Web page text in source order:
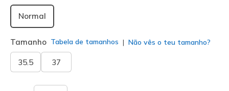
Normal
Tamanho Tabela de tamanhos Não vês o teu tamanho?
35.5 37